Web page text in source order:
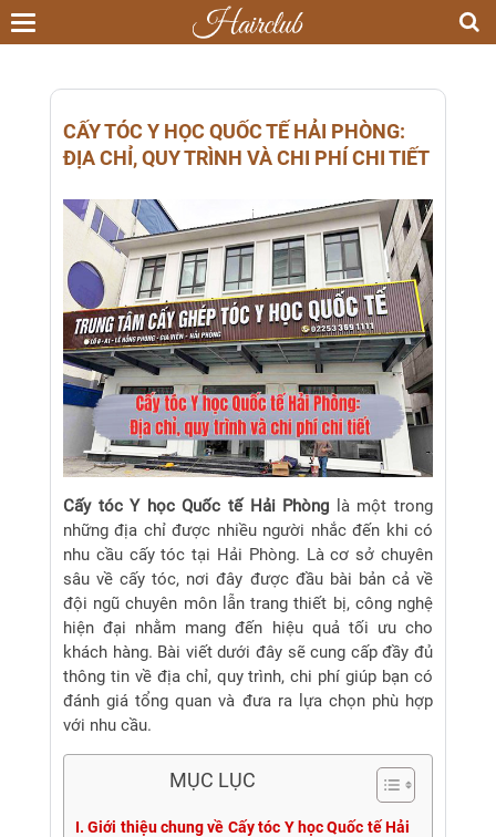
Toggle
navigation
CẤY TÓC Y HỌC QUỐC TẾ HẢI PHÒNG:
ĐỊA CHỈ, QUY TRÌNH VÀ CHI PHÍ CHI TIẾT
Cấy tóc Y học Quốc tế Hải Phòng là một trong
những địa chỉ được nhiều người nhắc đến khi có
nhu cầu cấy tóc tại Hải Phòng. Là cơ sở chuyên
sâu về cấy tóc, nơi đây được đầu bài bản cả về
đội ngũ chuyên môn lẫn trang thiết bị, công nghệ
hiện đại nhằm mang đến hiệu quả tối ưu cho
khách hàng. Bài viết dưới đây sẽ cung cấp đầy đủ
thông tin về địa chỉ, quy trình, chi phí giúp bạn có
đánh giá tổng quan và đưa ra lựa chọn phù hợp
với nhu cầu.
MỤC LỤC
I. Giới thiệu chung về Cấy tóc Y học Quốc tế Hải